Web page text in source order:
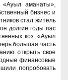
«Ауыл аманаты»,
бизнес и
стал житель
долгие годы пас
коз. «Ауыл
большая часть
открыть свое
финансовые
попробовать